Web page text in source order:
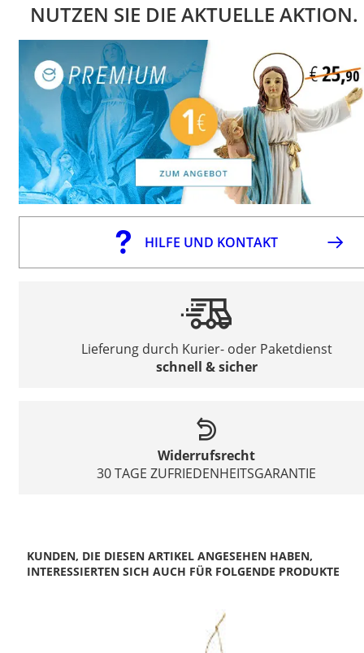
NUTZEN SIE DIE AKTUELLE AKTION.
HILFE UND KONTAKT
Lieferung durch Kurier- oder Paketdienst
schnell & sicher
Widerrufsrecht
30 TAGE ZUFRIEDENHEITSGARANTIE
KUNDEN, DIE DIESEN ARTIKEL ANGESEHEN HABEN,
INTERESSIERTEN SICH AUCH FÜR FOLGENDE PRODUKTE